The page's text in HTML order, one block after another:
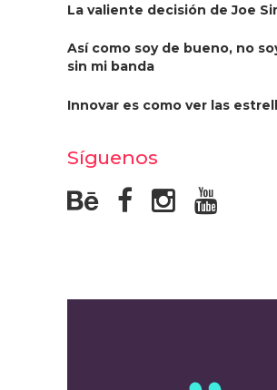
La valiente decisión de Joe
Así como soy de bueno, no
sin mi banda
Innovar es como ver las
Síguenos